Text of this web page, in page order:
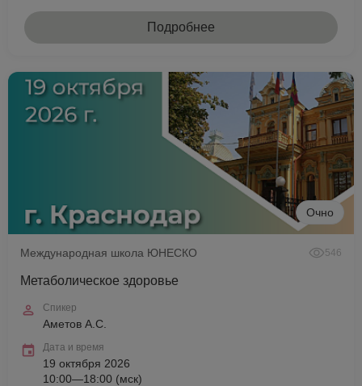
Подробнее
Очно
Международная школа ЮНЕСКО 546
Метаболическое здоровье
Спикер
Аметов А.С.
Дата и время
19 октября 2026
10:00—18:00 (мск)